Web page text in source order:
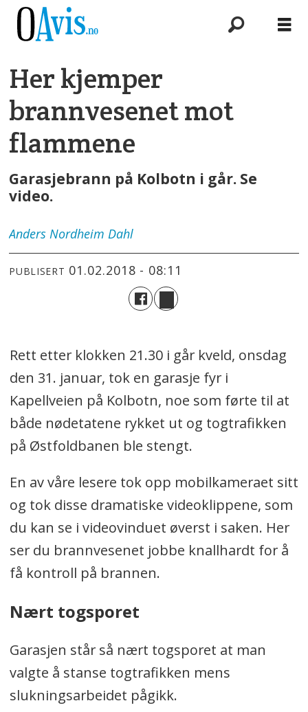
Her kjemper
brannvesenet mot
flammene
Garasjebrann på Kolbotn i går. Se
video.
Anders Nordheim Dahl
PUBLISERT 01.02.2018 - 08:11
Rett etter klokken 21.30 i går kveld, onsdag
den 31. januar, tok en garasje fyr i
Kapellveien på Kolbotn, noe som førte til at
både nødetatene rykket ut og togtrafikken
på Østfoldbanen ble stengt.
En av våre lesere tok opp mobilkameraet sitt
og tok disse dramatiske videoklippene, som
du kan se i videovinduet øverst i saken. Her
ser du brannvesenet jobbe knallhardt for å
få kontroll på brannen.
Nært togsporet
Garasjen står så nært togsporet at man
valgte å stanse togtrafikken mens
slukningsarbeidet pågikk.